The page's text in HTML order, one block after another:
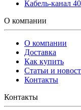
Кабель-канал
О компании
О компании
Доставка
Как купить
Статьи и
Контакты
Контакты